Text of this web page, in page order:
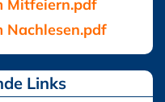
Mitfeiern.pdf
Nachlesen.pdf